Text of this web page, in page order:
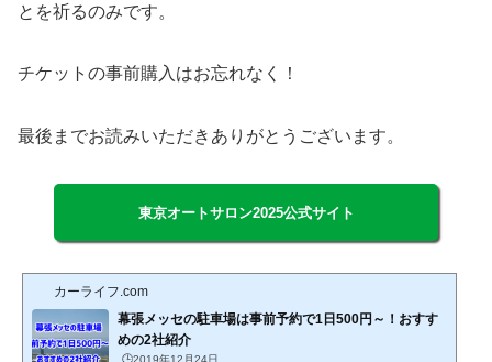
とを祈るのみです。
チケットの事前購入はお忘れなく！
最後までお読みいただきありがとうございます。
東京オートサロン2025公式サイト
カーライフ.com
幕張メッセの駐車場は事前予約で1日500円～！おすす
めの2社紹介
🕒️2019年12月24日